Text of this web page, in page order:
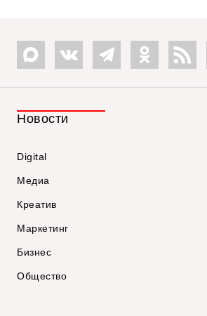
Новости
Digital
Медиа
Креатив
Маркетинг
Бизнес
Общество